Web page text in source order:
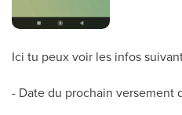
Ici tu peux voir les infos
- Date du prochain versement